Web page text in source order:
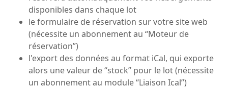
disponibles dans chaque lot
le formulaire de réservation sur votre site web
(nécessite un abonnement au “Moteur de
réservation”)
l'export des données au format iCal, qui exporte
alors une valeur de “stock” pour le lot (nécessite
un abonnement au module “Liaison Ical”)